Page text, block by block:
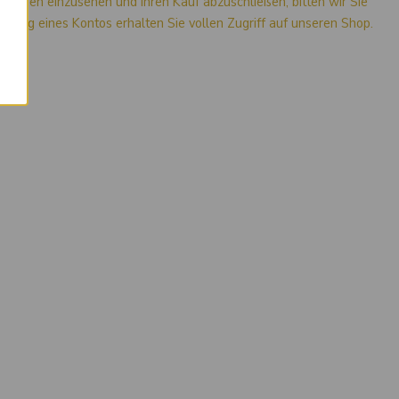
eines Kontos erhalten Sie vollen Zugriff auf unseren Shop.